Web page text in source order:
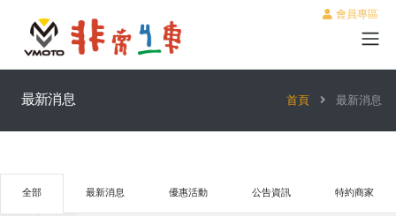
會員專區
最新消息 首頁 最新消息
全部 最新消息 優惠活動 公告資訊 特約商家